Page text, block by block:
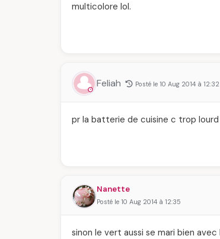
multicolore lol.
Feliah Posté le 10 Aug 2014 à 12:32
pr la batterie de cuisine c trop
Nanette
Posté le 10 Aug 2014 à 12:35
sinon le vert aussi se mari bien